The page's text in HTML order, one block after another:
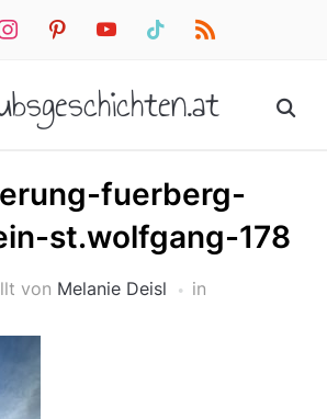
pinterestyoutube tiktok rss
fuerberg-
st.wolfgang-178
von Melanie Deisl in